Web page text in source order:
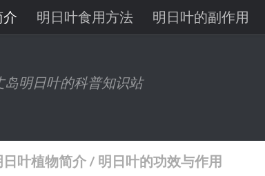
明日叶食用方法 明日叶的副作用
明日叶的科普知识站
日叶植物简介 / 明日叶的功效与作用